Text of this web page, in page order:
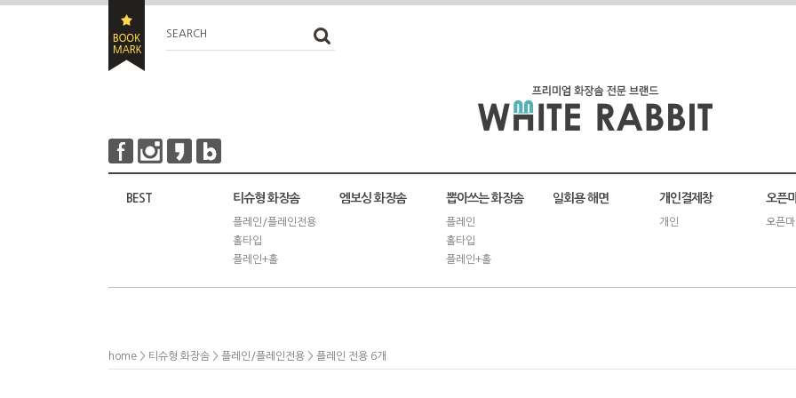
SEARCH
BEST 티슈형 화장솜
플레인/플레인전용
홀타입
플레인+홀
엠보싱 화장솜 뽑아쓰는 화장솜
플레인
홀타입
플레인+홀
일회용 해면 개인결제창
개인
오픈
오픈
home > 티슈형 화장솜 > 플레인/플레인전용 > 플레인 전용 6개